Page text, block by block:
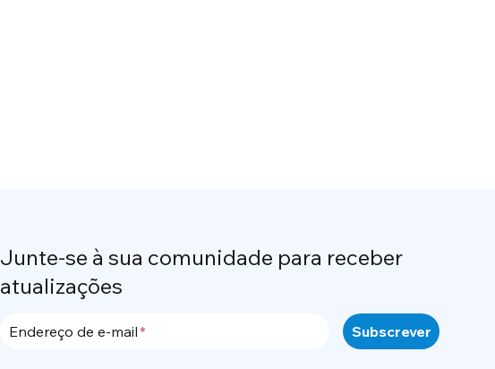
Junte-se à sua comunidade para receber
atualizações
Endereço de e-mail